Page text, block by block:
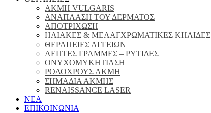
ΑΚΜΗ VULGARIS
ΑΝΑΠΛΑΣΗ ΤΟΥ ΔΕΡΜΑΤΟΣ
ΑΠΟΤΡΙΧΩΣΗ
ΗΛΙΑΚΕΣ & ΜΕΛΑΓΧΡΩΜΑΤΙΚΕΣ ΚΗΛΙΔΕΣ
ΘΕΡΑΠΕΙΕΣ ΑΓΓΕΙΩΝ
ΛΕΠΤΕΣ ΓΡΑΜΜΕΣ – ΡΥΤΙΔΕΣ
ΟΝΥΧΟΜΥΚΗΤΙΑΣΗ
ΡΟΔΟΧΡΟΥΣ ΑΚΜΗ
ΣΗΜΑΔΙΑ ΑΚΜΗΣ
RENAISSANCE LASER
ΝΕΑ
ΕΠΙΚΟΙΝΩΝΙΑ